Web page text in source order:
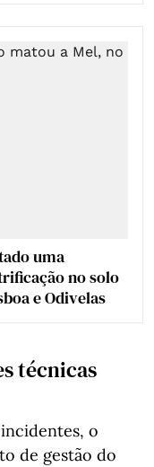
uma
no solo
e Odivelas
técnicas
o
de gestão do